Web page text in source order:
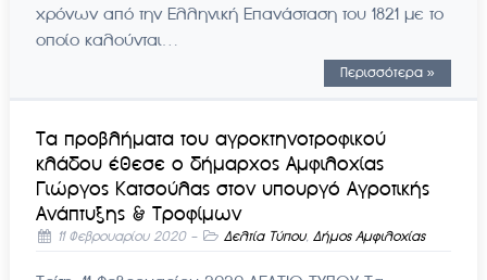
χρόνων από την Ελληνική Επανάσταση του 1821 με το
οποίο καλούνται…
Περισσότερα »
Τα προβλήματα του αγροκτηνοτροφικού
κλάδου έθεσε ο δήμαρχος Αμφιλοχίας
Γιώργος Κατσούλας στον υπουργό Αγροτικής
Ανάπτυξης & Τροφίμων
11 Φεβρουαρίου 2020- Δελτία Τύπου, Δήμος Αμφιλοχίας